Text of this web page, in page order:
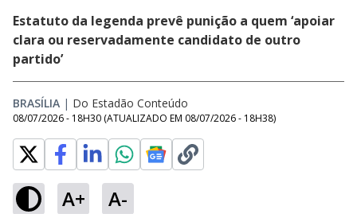
Estatuto da legenda prevê punição a quem ‘apoiar
clara ou reservadamente candidato de outro
partido’
BRASÍLIA | Do Estadão Conteúdo
08/07/2026 - 18H30 (ATUALIZADO EM 08/07/2026 - 18H38)
A+ A-